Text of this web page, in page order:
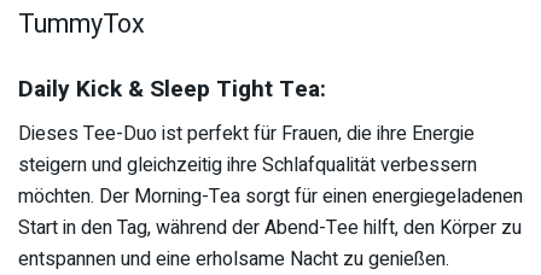
TummyTox
Daily Kick & Sleep Tight Tea:
Dieses Tee-Duo ist perfekt für Frauen, die ihre Energie
steigern und gleichzeitig ihre Schlafqualität verbessern
möchten. Der Morning-Tea sorgt für einen energiegeladenen
Start in den Tag, während der Abend-Tee hilft, den Körper zu
entspannen und eine erholsame Nacht zu genießen.